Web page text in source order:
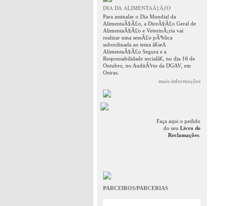
DIA DA ALIMENTAÃ‡ÃƒO
Para assinalar o Dia Mundial da
AlimentaÃ§Ã£o, a DireÃ§Ã£o Geral de
AlimentaÃ§Ã£o e VeterinÃ¡ria vai
realizar uma sessÃ£o pÃºblica
subordinada ao tema â€œA
AlimentaÃ§Ã£o Segura e a
Responsabilidade socialâ€, no dia 16 de
Outubro, no AuditÃ³rio da DGAV, em
Oeiras.
mais informações
Faça aqui o pedido
do seu Livro de
Reclamações
PARCEIROS/PARCERIAS